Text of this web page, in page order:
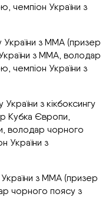
чемпіон України з
з ММА (призер
з ММА, володар
чемпіон України з
з кікбоксингу
Кубка Європи,
володар чорного
України з
з ММА (призер
чорного поясу з